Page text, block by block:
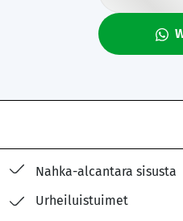
Nahka-alcantara sisusta
Urheiluistuimet